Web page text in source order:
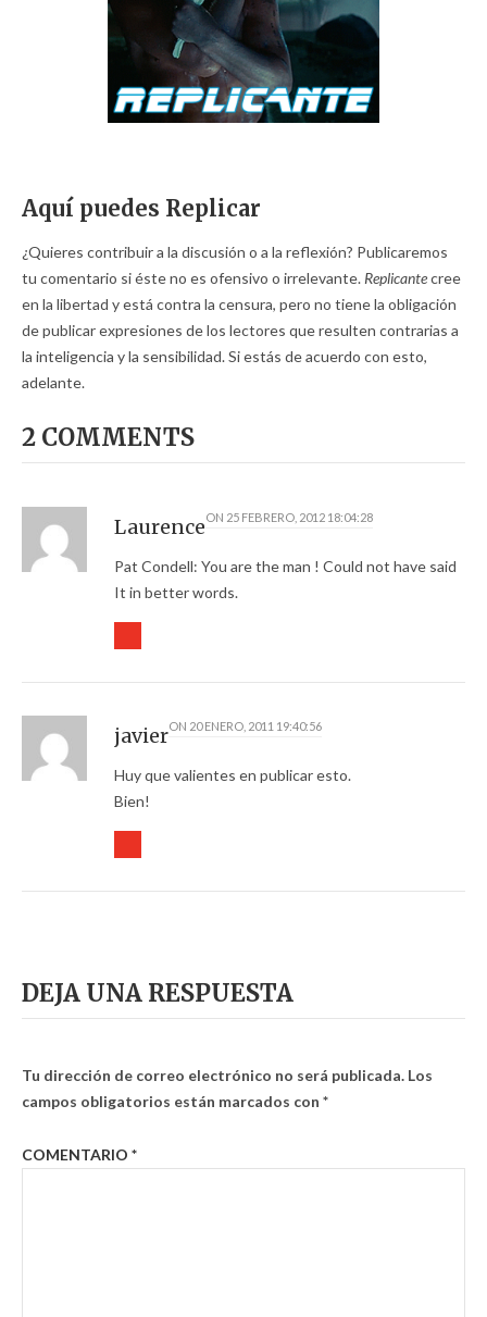
Aquí puedes Replicar
¿Quieres contribuir a la discusión o a la reflexión? Publicaremos
tu comentario si éste no es ofensivo o irrelevante. Replicantecree
en la libertad y está contra la censura, pero no tiene la obligación
de publicar expresiones de los lectores que resulten contrarias a
la inteligencia y la sensibilidad. Si estás de acuerdo con esto,
adelante.
2 COMMENTS
LaurenceON 25 FEBRERO, 2012 18:04:28
Pat Condell: You are the man ! Could not have said
It in better words.
javierON 20 ENERO, 2011 19:40:56
Huy que valientes en publicar esto.
Bien!
DEJA UNA RESPUESTA
Tu dirección de correo electrónico no será publicada. Los
campos obligatorios están marcados con *
COMENTARIO *